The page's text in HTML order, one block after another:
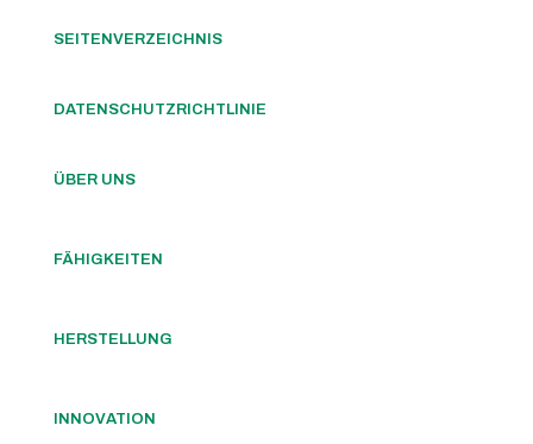
SEITENVERZEICHNIS
DATENSCHUTZRICHTLINIE
ÜBER UNS
FÄHIGKEITEN
HERSTELLUNG
INNOVATION